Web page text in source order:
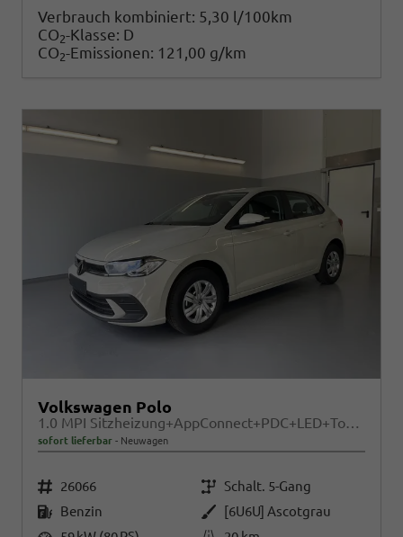
Verbrauch kombiniert: 5,30 l/100km
CO2-Klasse: D
CO2-Emissionen: 121,00 g/km
Volkswagen Polo
1.0 MPI Sitzheizung+AppConnect+PDC+LED+Touch+Lichtsensor+MultiLenkrad
sofort lieferbar Neuwagen
Fahrzeugnr. 26066 Getriebe Schalt. 5-Gang
Kraftstoff Benzin Außenfarbe
[6U6U] Ascotgrau